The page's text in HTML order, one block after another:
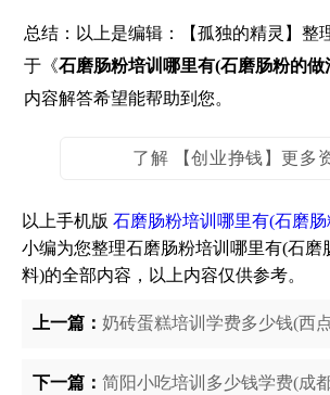
总结：以上是编辑：【孤独的精灵】整
于《石磨肠粉培训哪里有(石磨肠粉的做
内容解答希望能帮助到您。
了解 【创业挣钱】更多
以上手机版 石磨肠粉培训哪里有(石磨
小编为您整理石磨肠粉培训哪里有(石磨
料)的全部内容，以上内容仅供参考。
上一篇： 奶砖蛋糕培训学费多少钱(西
下一篇： 简阳小吃培训多少钱学费(成